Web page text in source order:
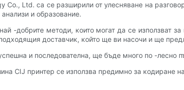
Co., Ltd. са се разширили от улесняване на
и образование.
-добрите методи, които могат да се използват
доставчик, който ще ви насочи и ще
и последователна, ще бъде много по -лесно
CIJ принтер се използва предимно за кодиране